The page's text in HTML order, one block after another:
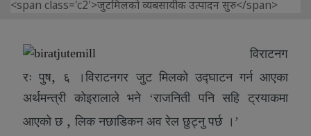
विराटनग
रः पुष,
६ ।विराटनगर जुट मिलको उद्घाटन गर्न आएका
अर्थमन्त्री कोइरालाले भने ‘राजनिती पनि सहि ट्रयाकमा
आएको छ , लिक नछाडिकन अव रेल छुट्नु पर्छ ।’